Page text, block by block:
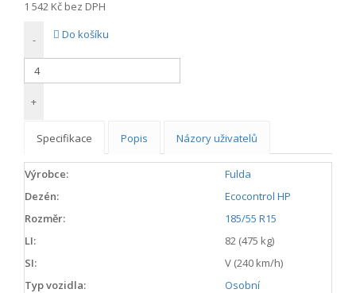
1 542 Kč bez DPH
-
+
Do košíku
Specifikace Popis Názory uživatelů
Výrobce:
Fulda
Dezén:
Ecocontrol HP
Rozměr:
185/55 R15
LI:
82 (475 kg)
SI:
V (240 km/h)
Typ vozidla:
Osobní